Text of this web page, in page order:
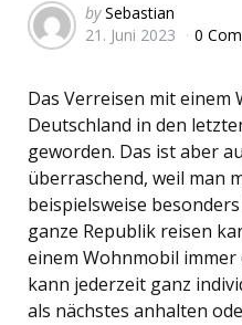
Posted
by
by Sebastian
21. Juni 2023
0
Das Verreisen mit einem
Deutschland in den
geworden. Das ist aber
überraschend, weil man
beispielsweise
ganze Republik reisen
einem Wohnmobil
kann jederzeit ganz
als nächstes anhalten